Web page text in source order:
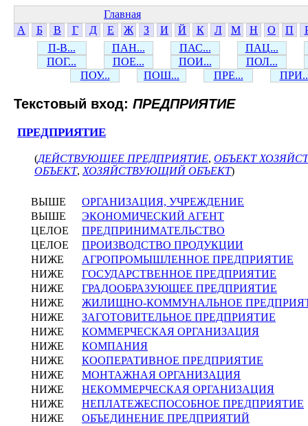
Главная
А
Б В Г Д Е Ж З И Й К Л М Н О П
П-В...
ПАН... ПАС...
ПАЦ...
ПОГ...
ПОЕ... ПОИ...
ПОЛ...
ПОУ...
ПОШ... ПРЕ...
Текстовый вход: ПРЕДПРИЯТИЕ
ПРЕДПРИЯТИЕ
(ДЕЙСТВУЮЩЕЕ ПРЕДПРИЯТИЕ, ОБЪЕКТ
ОБЪЕКТ, ХОЗЯЙСТВУЮЩИЙ ОБЪЕКТ)
ВЫШЕ
ОРГАНИЗАЦИЯ, УЧРЕЖДЕНИЕ
ВЫШЕ
ЭКОНОМИЧЕСКИЙ АГЕНТ
ЦЕЛОЕ
ПРЕДПРИНИМАТЕЛЬСТВО
ЦЕЛОЕ
ПРОИЗВОДСТВО ПРОДУКЦИИ
НИЖЕ
АГРОПРОМЫШЛЕННОЕ ПРЕДПРИЯТИЕ
НИЖЕ
ГОСУДАРСТВЕННОЕ ПРЕДПРИЯТИЕ
НИЖЕ
ГРАДООБРАЗУЮЩЕЕ ПРЕДПРИЯТИЕ
НИЖЕ
ЖИЛИЩНО-КОММУНАЛЬНОЕ
НИЖЕ
ЗАГОТОВИТЕЛЬНОЕ ПРЕДПРИЯТИЕ
НИЖЕ
КОММЕРЧЕСКАЯ ОРГАНИЗАЦИЯ
НИЖЕ
КОМПАНИЯ
НИЖЕ
КООПЕРАТИВНОЕ ПРЕДПРИЯТИЕ
НИЖЕ
МОНТАЖНАЯ ОРГАНИЗАЦИЯ
НИЖЕ
НЕКОММЕРЧЕСКАЯ ОРГАНИЗАЦИЯ
НИЖЕ
НЕПЛАТЕЖЕСПОСОБНОЕ ПРЕДПРИЯТИЕ
НИЖЕ
ОБЪЕДИНЕНИЕ ПРЕДПРИЯТИЙ